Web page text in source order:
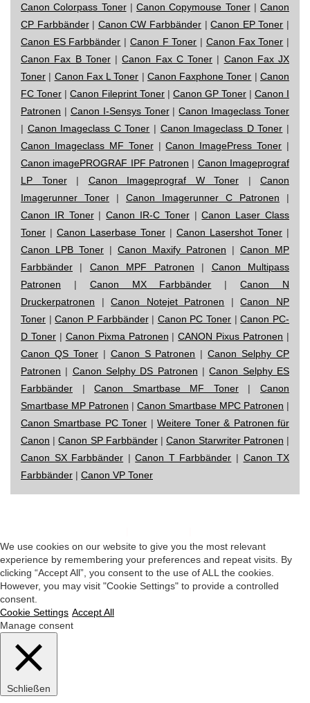
Canon Colorpass Toner| Canon Copymouse Toner| Canon
CP Farbbänder| Canon CW Farbbänder |Canon EP Toner |
Canon ES Farbbänder | Canon F Toner | Canon Fax Toner |
Canon Fax B Toner|Canon Fax C Toner | Canon Fax JX
Toner | Canon Fax L Toner | Canon Faxphone Toner |Canon
FC Toner | Canon Fileprint Toner | Canon GP Toner | Canon I
Patronen | Canon I-Sensys Toner|Canon Imageclass Toner
| Canon Imageclass C Toner | Canon Imageclass D Toner |
Canon Imageclass MF Toner|Canon ImagePress Toner |
Canon imagePROGRAF IPF Patronen | Canon Imageprograf
LP Toner| Canon Imageprograf W Toner | Canon
Imagerunner Toner | Canon Imagerunner C Patronen |
Canon IR Toner|Canon IR-C Toner|Canon Laser Class
Toner | Canon Laserbase Toner | Canon Lasershot Toner |
Canon LPB Toner | Canon Maxify Patronen | Canon MP
Farbbänder | Canon MPF Patronen | Canon Multipass
Patronen | Canon MX Farbbänder |Canon N
Druckerpatronen |Canon Notejet Patronen |Canon NP
Toner |Canon P Farbbänder| Canon PC Toner |Canon PC-
D Toner| Canon Pixma Patronen |CANON Pixus Patronen |
Canon QS Toner| Canon S Patronen |Canon Selphy CP
Patronen | Canon Selphy DS Patronen |Canon Selphy ES
Farbbänder |Canon Smartbase MF Toner|Canon
Smartbase MP Patronen | Canon Smartbase MPC Patronen |
Canon Smartbase PC Toner |Weitere Toner & Patronen für
Canon |Canon SP Farbbänder|Canon Starwriter Patronen |
Canon SX Farbbänder |Canon T Farbbänder | Canon TX
Farbbänder | Canon VP Toner
We use cookies on our website to give you the most relevant
experience by remembering your preferences and repeat visits. By
clicking “Accept All”, you consent to the use of ALL the cookies.
However, you may visit "Cookie Settings" to provide a controlled
consent.
Cookie Settings Accept All
Manage consent
Schließen